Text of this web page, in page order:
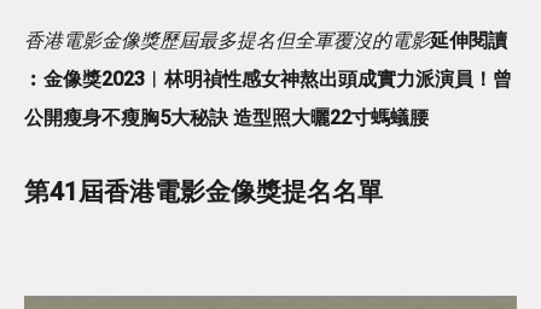
香港電影金像獎歷屆最多提名但全軍覆沒的電影延伸閱讀
︰金像獎2023︱林明禎性感女神熬出頭成實力派演員！曾
公開瘦身不瘦胸5大秘訣 造型照大曬22寸螞蟻腰
第41屆香港電影金像獎提名名單